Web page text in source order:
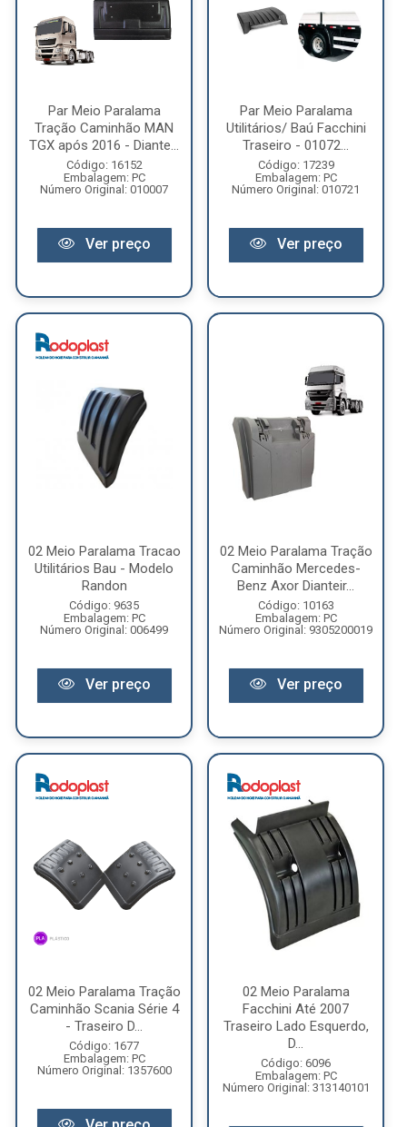
Par Meio Paralama
Tração Caminhão MAN
TGX após 2016 - Diante...
Código: 16152
Embalagem: PC
Número Original: 010007
Ver preço
Par Meio Paralama
Utilitários/ Baú Facchini
Traseiro - 01072...
Código: 17239
Embalagem: PC
Número Original: 010721
Ver preço
02 Meio Paralama Tracao
Utilitários Bau - Modelo
Randon
Código: 9635
Embalagem: PC
Número Original: 006499
Ver preço
02 Meio Paralama Tração
Caminhão Mercedes-
Benz Axor Dianteir...
Código: 10163
Embalagem: PC
Número Original: 9305200019
Ver preço
02 Meio Paralama Tração
Caminhão Scania Série 4
- Traseiro D...
Código: 1677
Embalagem: PC
Número Original: 1357600
02 Meio Paralama
Facchini Até 2007
Traseiro Lado Esquerdo,
D...
Código: 6096
Embalagem: PC
Número Original: 313140101